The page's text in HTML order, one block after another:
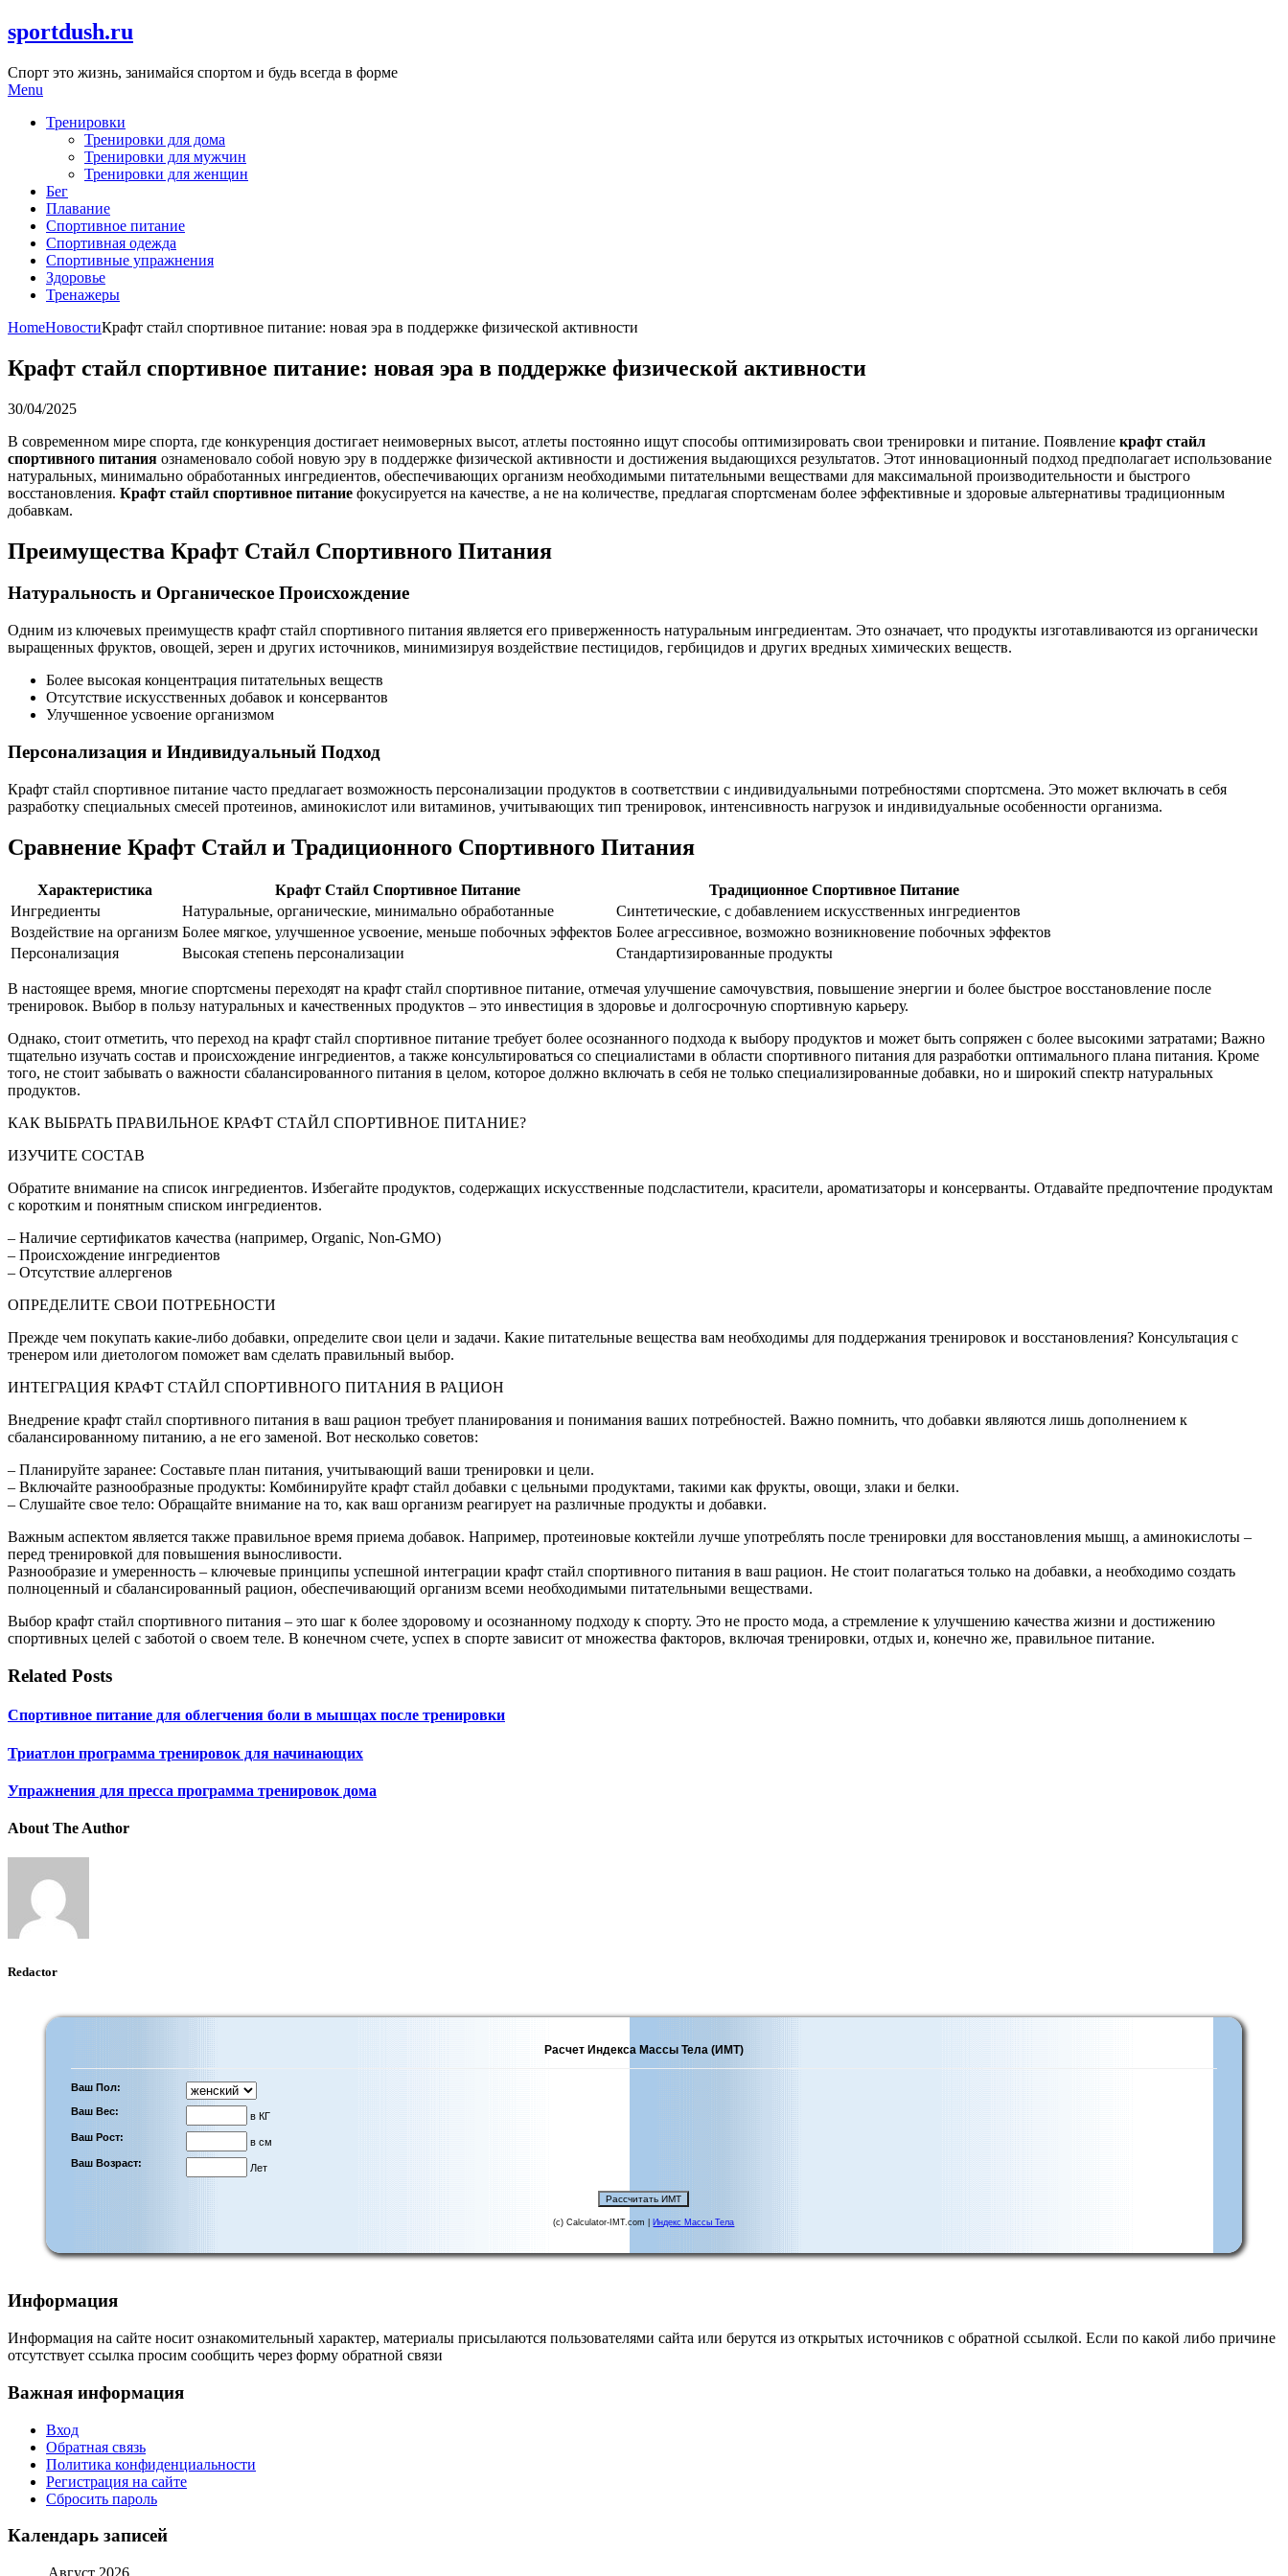
Skip
to
sportdush.ru
Спорт это жизнь, занимайся спортом и будь всегда в форме
Menu
Тренировки
Тренировки для дома
Тренировки для мужчин
Тренировки для женщин
Бег
Плавание
Спортивное питание
Спортивная одежда
Спортивные упражнения
Здоровье
Тренажеры
HomeНовостиКрафт стайл спортивное питание: новая эра в поддержке физической активности
Крафт стайл спортивное питание: новая эра в поддержке физической активности
30/04/2025
В современном мире спорта, где конкуренция достигает неимоверных высот, атлеты постоянно ищут способы оптимизировать свои тренировки и питание. Появление крафт стайл
спортивного питания ознаменовало собой новую эру в поддержке физической активности и достижения выдающихся результатов. Этот инновационный подход предполагает использование
натуральных, минимально обработанных ингредиентов, обеспечивающих организм необходимыми питательными веществами для максимальной производительности и быстрого
восстановления. Крафт стайл спортивное питание фокусируется на качестве, а не на количестве, предлагая спортсменам более эффективные и здоровые альтернативы традиционным
добавкам.
Преимущества Крафт Стайл Спортивного Питания
Натуральность и Органическое Происхождение
Одним из ключевых преимуществ крафт стайл спортивного питания является его приверженность натуральным ингредиентам. Это означает, что продукты изготавливаются из органически
выращенных фруктов, овощей, зерен и других источников, минимизируя воздействие пестицидов, гербицидов и других вредных химических веществ.
Более высокая концентрация питательных веществ
Отсутствие искусственных добавок и консервантов
Улучшенное усвоение организмом
Персонализация и Индивидуальный Подход
Крафт стайл спортивное питание часто предлагает возможность персонализации продуктов в соответствии с индивидуальными потребностями спортсмена. Это может включать в себя
разработку специальных смесей протеинов, аминокислот или витаминов, учитывающих тип тренировок, интенсивность нагрузок и индивидуальные особенности организма.
Сравнение Крафт Стайл и Традиционного Спортивного Питания
Характеристика Крафт Стайл Спортивное Питание
Традиционное Спортивное Питание
Ингредиенты
Натуральные, органические, минимально обработанные
Синтетические, с добавлением искусственных ингредиентов
Воздействие на организм Более мягкое, улучшенное усвоение, меньше побочных эффектов Более агрессивное, возможно возникновение побочных эффектов
Персонализация
Высокая степень персонализации Стандартизированные продукты
В настоящее время, многие спортсмены переходят на крафт стайл спортивное питание, отмечая улучшение самочувствия, повышение энергии и более быстрое восстановление после
тренировок. Выбор в пользу натуральных и качественных продуктов – это инвестиция в здоровье и долгосрочную спортивную карьеру.
Однако, стоит отметить, что переход на крафт стайл спортивное питание требует более осознанного подхода к выбору продуктов и может быть сопряжен с более высокими затратами; Важно
тщательно изучать состав и происхождение ингредиентов, а также консультироваться со специалистами в области спортивного питания для разработки оптимального плана питания. Кроме
того, не стоит забывать о важности сбалансированного питания в целом, которое должно включать в себя не только специализированные добавки, но и широкий спектр натуральных
продуктов.
КАК ВЫБРАТЬ ПРАВИЛЬНОЕ КРАФТ СТАЙЛ СПОРТИВНОЕ ПИТАНИЕ?
ИЗУЧИТЕ СОСТАВ
Обратите внимание на список ингредиентов. Избегайте продуктов, содержащих искусственные подсластители, красители, ароматизаторы и консерванты. Отдавайте предпочтение продуктам
с коротким и понятным списком ингредиентов.
– Наличие сертификатов качества (например, Organic, Non-GMO)
– Происхождение ингредиентов
– Отсутствие аллергенов
ОПРЕДЕЛИТЕ СВОИ ПОТРЕБНОСТИ
Прежде чем покупать какие-либо добавки, определите свои цели и задачи. Какие питательные вещества вам необходимы для поддержания тренировок и восстановления? Консультация с
тренером или диетологом поможет вам сделать правильный выбор.
ИНТЕГРАЦИЯ КРАФТ СТАЙЛ СПОРТИВНОГО ПИТАНИЯ В РАЦИОН
Внедрение крафт стайл спортивного питания в ваш рацион требует планирования и понимания ваших потребностей. Важно помнить, что добавки являются лишь дополнением к
сбалансированному питанию, а не его заменой. Вот несколько советов:
– Планируйте заранее: Составьте план питания, учитывающий ваши тренировки и цели.
– Включайте разнообразные продукты: Комбинируйте крафт стайл добавки с цельными продуктами, такими как фрукты, овощи, злаки и белки.
– Слушайте свое тело: Обращайте внимание на то, как ваш организм реагирует на различные продукты и добавки.
Важным аспектом является также правильное время приема добавок. Например, протеиновые коктейли лучше употреблять после тренировки для восстановления мышц, а аминокислоты –
перед тренировкой для повышения выносливости.
Разнообразие и умеренность – ключевые принципы успешной интеграции крафт стайл спортивного питания в ваш рацион. Не стоит полагаться только на добавки, а необходимо создать
полноценный и сбалансированный рацион, обеспечивающий организм всеми необходимыми питательными веществами.
Выбор крафт стайл спортивного питания – это шаг к более здоровому и осознанному подходу к спорту. Это не просто мода, а стремление к улучшению качества жизни и достижению
спортивных целей с заботой о своем теле. В конечном счете, успех в спорте зависит от множества факторов, включая тренировки, отдых и, конечно же, правильное питание.
Related Posts
Спортивное питание для облегчения боли в мышцах после тренировки
Триатлон программа тренировок для начинающих
Упражнения для пресса программа тренировок дома
About The Author
Redactor
Расчет Индекса Массы Тела (ИМТ)
Ваш Пол:
Ваш Вес:
в КГ
Ваш Рост:
в см
Ваш Возраст:
Лет
(c) Calculator-IMT.com | Индекс Массы Тела
Информация
Информация на сайте носит ознакомительный характер, материалы присылаются пользователями сайта или берутся из открытых источников с обратной ссылкой. Если по какой либо причине
отсутствует ссылка просим сообщить через форму обратной связи
Важная информация
Вход
Обратная связь
Политика конфиденциальности
Регистрация на сайте
Сбросить пароль
Календарь записей
Август 2026